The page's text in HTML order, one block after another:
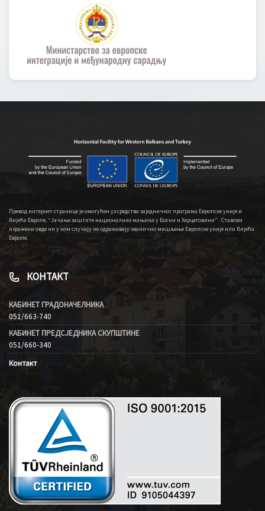
Превод интернет странице је омогућен уз средства заједничког програма Европске уније и
Вијећа Европе, “Јачање заштите националних мањина у Босни и Херцеговини” . Ставови
изражени овде ни у ком случају не одражавају званично мишљење Европске уније или Вијећа
Европе.
КОНТАКТ
КАБИНЕТ ГРАДОНАЧЕЛНИКА
051/663-740
КАБИНЕТ ПРЕДСЈЕДНИКА СКУПШТИНЕ
051/660-340
Контакт